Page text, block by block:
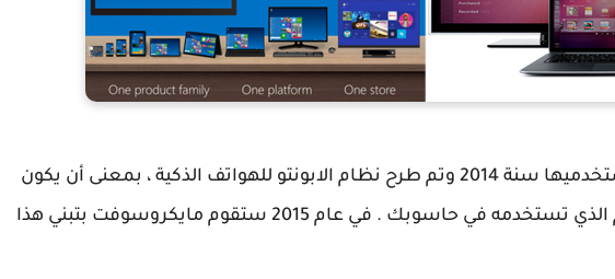
قررت أوبنتو توسيع قاعدة مستخدميها سنة 2014 وتم طرح نظام الابونتو للهواتف الذكية ، بمعنى أن يكون
نظام هاتفك هو نفسه النظام الذي تستخدمه في حاسوبك . في عام 2015 ستقوم مايكروسوفت بتبني هذا